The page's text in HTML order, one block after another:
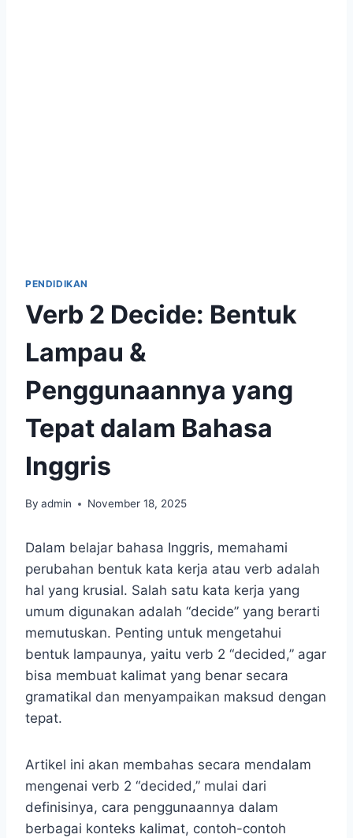
PENDIDIKAN
Verb 2 Decide: Bentuk
Lampau &
Penggunaannya yang
Tepat dalam Bahasa
Inggris
By admin November 18, 2025
Dalam belajar bahasa Inggris, memahami
perubahan bentuk kata kerja atau verb adalah
hal yang krusial. Salah satu kata kerja yang
umum digunakan adalah “decide” yang berarti
memutuskan. Penting untuk mengetahui
bentuk lampaunya, yaitu verb 2 “decided,” agar
bisa membuat kalimat yang benar secara
gramatikal dan menyampaikan maksud dengan
tepat.
Artikel ini akan membahas secara mendalam
mengenai verb 2 “decided,” mulai dari
definisinya, cara penggunaannya dalam
berbagai konteks kalimat, contoh-contoh